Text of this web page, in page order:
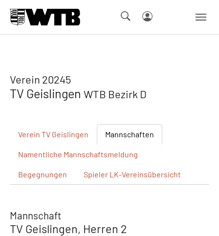
Verein 20245
TV Geislingen WTB Bezirk D
Verein TV Geislingen Mannschaften
Namentliche Mannschaftsmeldung
Begegnungen Spieler LK-Vereinsübersicht
Mannschaft
TV Geislingen, Herren 2